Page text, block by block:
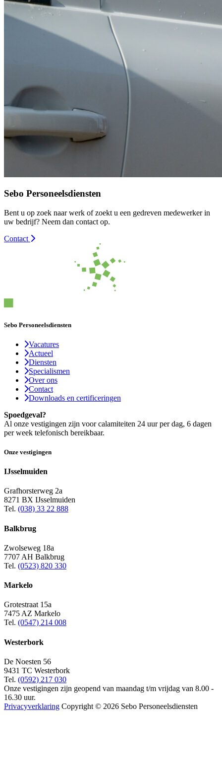
Sebo Personeelsdiensten
Bent u op zoek naar werk of zoekt u een gedreven medewerker in
uw bedrijf? Neem dan contact op.
Contact
Sebo Personeelsdiensten
Vacatures
Actueel
Diensten
Specialismen
Over ons
Contact
Downloads en certificeringen
Spoedgeval?
Al onze vestigingen zijn voor calamiteiten 24 uur per dag, 6 dagen
per week telefonisch bereikbaar.
Onze vestigingen
IJsselmuiden
Grafhorsterweg 2a
8271 BX IJsselmuiden
Tel. (038) 33 22 888
Balkbrug
Zwolseweg 18a
7707 AH Balkbrug
Tel. (0523) 820 330
Markelo
Grotestraat 15a
7475 AZ Markelo
Tel. (0547) 214 008
Westerbork
De Noesten 56
9431 TC Westerbork
Tel. (0592) 217 030
Onze vestigingen zijn geopend van maandag t/m vrijdag van 8.00 -
16.30 uur.
Privacyverklaring Copyright © 2026 Sebo Personeelsdiensten